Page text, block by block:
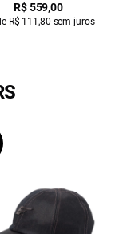
R$ 559,00
R$ 111,80 sem juros